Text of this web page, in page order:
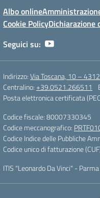
Albo online
Cookie PolicyDichiarazione
Seguici su:
Indirizzo:Via Toscana, 10 –
Centralino:+39.0521.266511
Posta elettronica certificata
Codice fiscale: 80007330345
Codice meccanografico:
Codice Indice delle Pubbliche
Codice unico di fatturazione
ITIS "Leonardo Da Vinci" - Parma